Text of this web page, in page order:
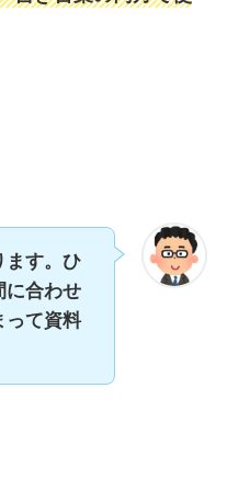
ます。ひ
に合わせ
って資料